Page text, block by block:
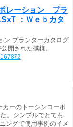
レーション プラ
：Ｗｅｂカタ
ン プランターカタログ
開された模様。
カーのトーシンコーポ
。シンプルでとても
ングで使用事例のイメ